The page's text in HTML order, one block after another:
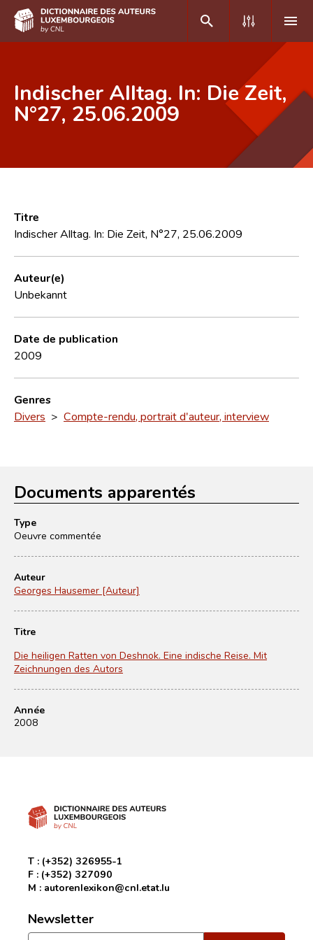
FR
Foire aux questions
CNL
Équipe scientifique
Contact
Indischer Alltag. In: Die Zeit,
N°27, 25.06.2009
Titre
Indischer Alltag. In: Die Zeit, N°27, 25.06.2009
Auteur(e)
Unbekannt
Date de publication
2009
Genres
Divers > Compte-rendu, portrait d'auteur, interview
Documents apparentés
Type
Oeuvre commentée
Auteur
Georges Hausemer [Auteur]
Titre
Die heiligen Ratten von Deshnok. Eine indische Reise. Mit
Zeichnungen des Autors
Année
2008
T : (+352) 326955-1
F : (+352) 327090
M : autorenlexikon@cnl.etat.lu
Newsletter